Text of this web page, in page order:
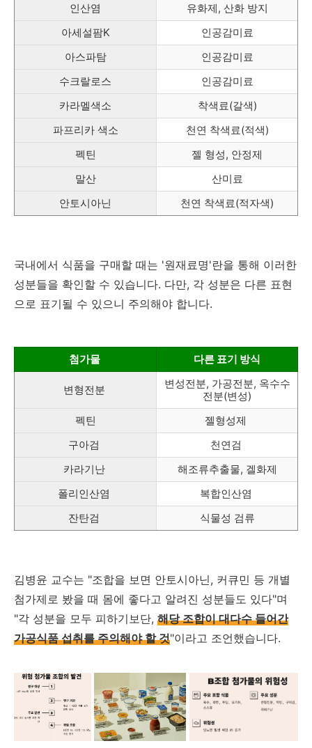
인산염
유화제, 산화 방지
아세설팜K
인공감미료
아스파탐
인공감미료
수크랄로스
인공감미료
카라멜색소
착색료(갈색)
파프리카 색소
천연 착색료(적색)
펙틴
젤 형성, 안정제
말산
산미료
안토시아닌
천연 착색료(적자색)
국내에서 식품을 구매할 때는 '원재료명'란을 통해 이러한
성분들을 확인할 수 있습니다. 다만, 각 성분은 다른 표현
으로 표기될 수 있으니 주의해야 합니다.
첨가물 다른 표기 방식
변형전분
변성전분, 가공전분, 옥수수
전분(변성)
펙틴
젤형성제
구아검
천연검
카라기난
해조류추출물, 겔화제
폴리인산염
복합인산염
잔탄검
식물성 검류
김병윤 교수는 "조합을 보면 안토시아닌, 커큐민 등 개별
첨가제로 봤을 때 몸에 좋다고 알려진 성분들도 있다"며
"각 성분을 모두 피하기보단, 해당 조합이 대다수 들어간
가공식품 섭취를 주의해야 할 것"이라고 조언했습니다.